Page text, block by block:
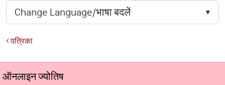
पत्रिका
ऑनलाइन ज्योतिष